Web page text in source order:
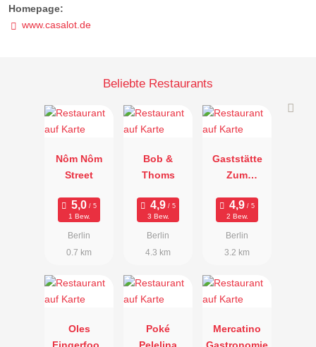
Homepage:
www.casalot.de
Beliebte Restaurants
Nôm Nôm
Street
1 Bew.
Berlin
0.7 km
Bob &
Thoms
3 Bew.
Berlin
4.3 km
Gaststätte
Zum
2 Bew.
Berlin
3.2 km
Oles
Poké
Mercatino